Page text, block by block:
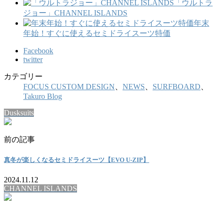
「ウルトラ
ジョー」CHANNEL ISLANDS
年末
年始！すぐに使えるセミドライスーツ特価
Facebook
twitter
カテゴリー
FOCUS CUSTOM DESIGN
NEWS SURFBOARD
Takuro Blog
Dusksuits
前の記事
真冬が楽しくなるセミドライスーツ【EVO U-ZIP】
2024.11.12
CHANNEL ISLANDS